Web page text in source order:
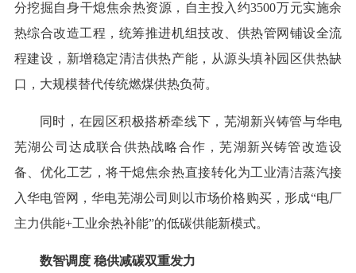
分挖掘自身干熄焦余热资源，自主投入约3500万元实施余
热综合改造工程，统筹推进机组技改、供热管网铺设全流
程建设，新增稳定清洁供热产能，从源头填补园区供热缺
口，大规模替代传统燃煤供热负荷。
同时，在园区积极搭桥牵线下，芜湖新兴铸管与华电
芜湖公司达成联合供热战略合作，芜湖新兴铸管改造设
备、优化工艺，将干熄焦余热直接转化为工业清洁蒸汽接
入华电管网，华电芜湖公司则以市场价格购买，形成“电厂
主力供能+工业余热补能”的低碳供能新模式。
数智调度 稳供减碳双重发力